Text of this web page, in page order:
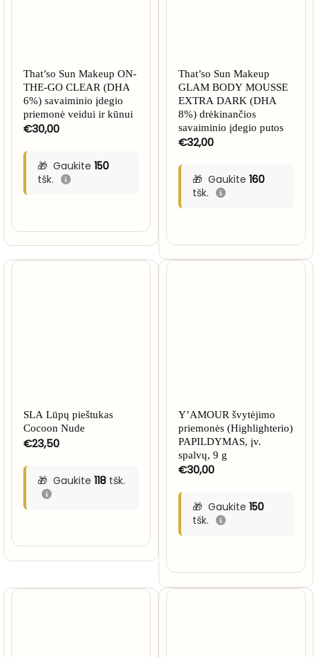
That’so Sun Makeup ON-
THE-GO CLEAR (DHA
6%) savaiminio įdegio
priemonė veidui ir kūnui
€30,00
Gaukite 150
tšk.
That’so Sun Makeup
GLAM BODY MOUSSE
EXTRA DARK (DHA
8%) drėkinančios
savaiminio įdegio putos
€32,00
Gaukite 160
tšk.
SLA Lūpų pieštukas
Cocoon Nude
€23,50
Gaukite 118tšk.
Y’AMOUR švytėjimo
priemonės (Highlighterio)
PAPILDYMAS, įv.
spalvų, 9 g
€30,00
Gaukite 150
tšk.